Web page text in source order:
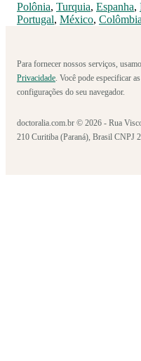
Polônia, Turquia, Espanha,
Portugal, México,
Para fornecer nossos serviços,
Privacidade. Você pode especificar
configurações do seu navegador.
doctoralia.com.br © 2026 - Rua
210 Curitiba (Paraná), Brasil CNPJ